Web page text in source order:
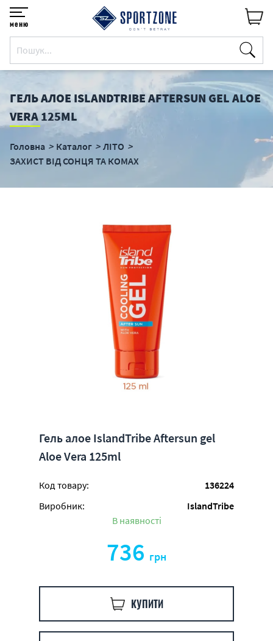
меню
ГЕЛЬ АЛОЕ ISLANDTRIBE AFTERSUN GEL ALOE
VERA 125ML
Головна Каталог
ЛІТО
ЗАХИСТ ВІД СОНЦЯ ТА КОМАХ
Гель алое IslandTribe Aftersun gel
Aloe Vera 125ml
Код товару:
136224
Виробник:
IslandTribe
В наявності
736 грн
КУПИТИ